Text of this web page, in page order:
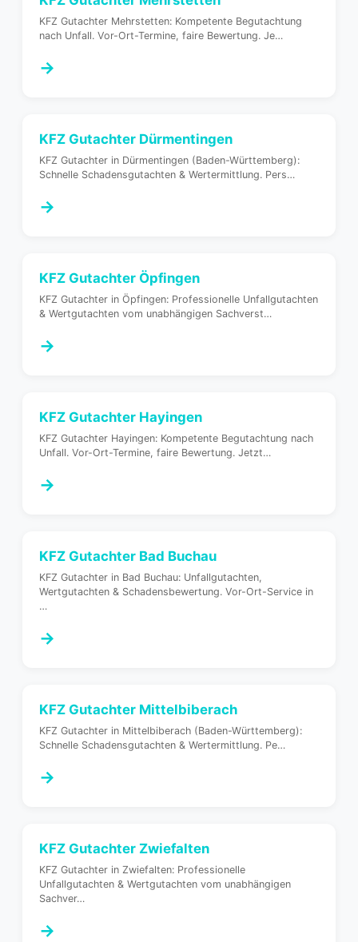
KFZ Gutachter Mehrstetten: Kompetente Begutachtung
nach Unfall. Vor-Ort-Termine, faire Bewertung. Je…
→
KFZ Gutachter Dürmentingen
KFZ Gutachter in Dürmentingen (Baden-Württemberg):
Schnelle Schadensgutachten & Wertermittlung. Pers…
→
KFZ Gutachter Öpfingen
KFZ Gutachter in Öpfingen: Professionelle Unfallgutachten
& Wertgutachten vom unabhängigen Sachverst…
→
KFZ Gutachter Hayingen
KFZ Gutachter Hayingen: Kompetente Begutachtung nach
Unfall. Vor-Ort-Termine, faire Bewertung. Jetzt…
→
KFZ Gutachter Bad Buchau
KFZ Gutachter in Bad Buchau: Unfallgutachten,
Wertgutachten & Schadensbewertung. Vor-Ort-Service in
…
→
KFZ Gutachter Mittelbiberach
KFZ Gutachter in Mittelbiberach (Baden-Württemberg):
Schnelle Schadensgutachten & Wertermittlung. Pe…
→
KFZ Gutachter Zwiefalten
KFZ Gutachter in Zwiefalten: Professionelle
Unfallgutachten & Wertgutachten vom unabhängigen
Sachver…
→